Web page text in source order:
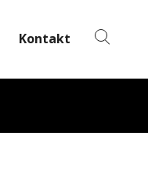
Kontakt